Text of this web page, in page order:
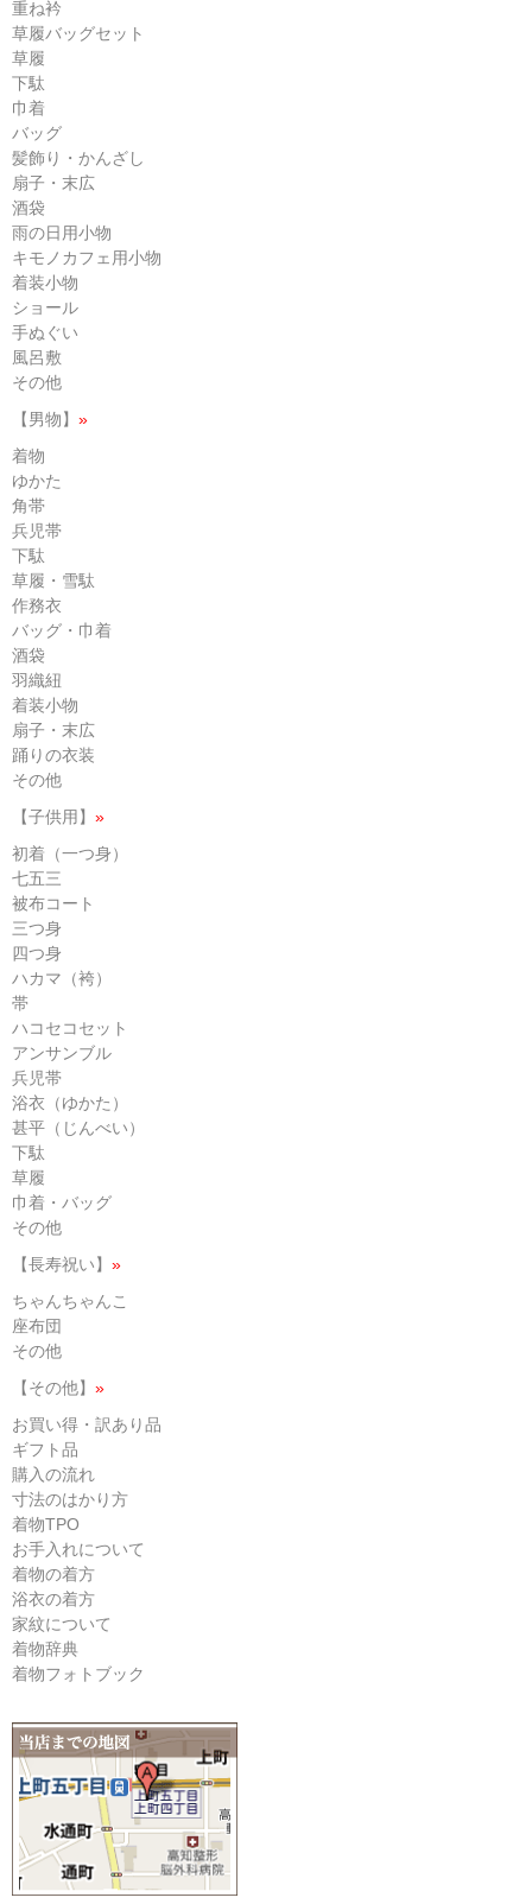
重ね衿
草履バッグセット
草履
下駄
巾着
バッグ
髪飾り・かんざし
扇子・末広
酒袋
雨の日用小物
キモノカフェ用小物
着装小物
ショール
手ぬぐい
風呂敷
その他
【男物】 »
着物
ゆかた
角帯
兵児帯
下駄
草履・雪駄
作務衣
バッグ・巾着
酒袋
羽織紐
着装小物
扇子・末広
踊りの衣装
その他
【子供用】 »
初着（一つ身）
七五三
被布コート
三つ身
四つ身
ハカマ（袴）
帯
ハコセコセット
アンサンブル
兵児帯
浴衣（ゆかた）
甚平（じんべい）
下駄
草履
巾着・バッグ
その他
【長寿祝い】 »
ちゃんちゃんこ
座布団
その他
【その他】 »
お買い得・訳あり品
ギフト品
購入の流れ
寸法のはかり方
着物TPO
お手入れについて
着物の着方
浴衣の着方
家紋について
着物辞典
着物フォトブック